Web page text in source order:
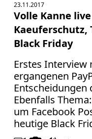
23.11.2017
Volle Kanne
Kaeuferschutz,
Black Friday
Erstes Interview
ergangenen
Entscheidungen
Ebenfalls
um Facebook
heutige Black